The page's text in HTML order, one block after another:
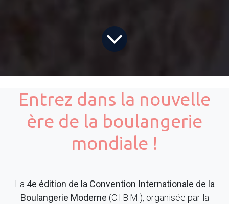
Entrez dans la nouvelle
ère de la boulangerie
mondiale !
La 4e édition de la Convention Internationale de la
Boulangerie Moderne (C.I.B.M.), organisée par la